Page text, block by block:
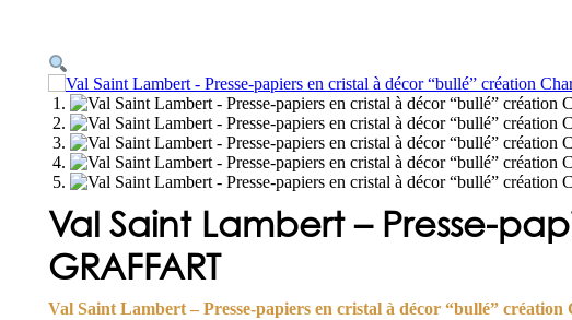
window
Val Saint Lambert – Presse-
GRAFFART
Val Saint Lambert – Presse-papiers en cristal à décor “bullé”
window